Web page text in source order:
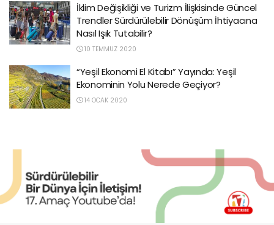
İklim Değişikliği ve Turizm İlişkisinde Güncel
Trendler Sürdürülebilir Dönüşüm İhtiyacına
Nasıl Işık Tutabilir?
10 TEMMUZ 2020
“Yeşil Ekonomi El Kitabı” Yayında: Yeşil
Ekonominin Yolu Nerede Geçiyor?
14 OCAK 2020